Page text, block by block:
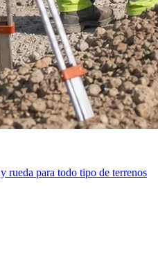
rueda para todo tipo de terrenos